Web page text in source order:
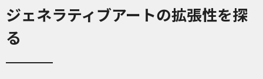
ジェネラティブアートの拡張性を探
る